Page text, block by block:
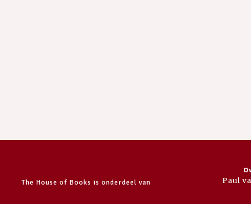
The House of Books is onderdeel van
Paul